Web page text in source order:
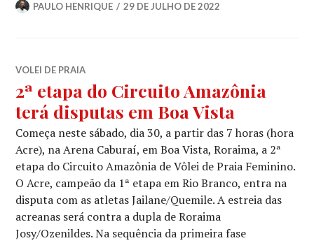
PAULO HENRIQUE 29 DE JULHO DE 2022
VOLEI DE PRAIA
2ª etapa do Circuito Amazônia
terá disputas em Boa Vista
Começa neste sábado, dia 30, a partir das 7 horas (hora
Acre), na Arena Caburaí, em Boa Vista, Roraima, a 2ª
etapa do Circuito Amazônia de Vôlei de Praia Feminino.
O Acre, campeão da 1ª etapa em Rio Branco, entra na
disputa com as atletas Jailane/Quemile. A estreia das
acreanas será contra a dupla de Roraima
Josy/Ozenildes. Na sequência da primeira fase